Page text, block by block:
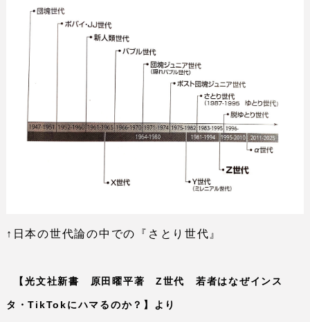
↑日本の世代論の中での『さとり世代』
【光文社新書 原田曜平著Z世代 若者はなぜインス
タ・TikTokにハマるのか？】より